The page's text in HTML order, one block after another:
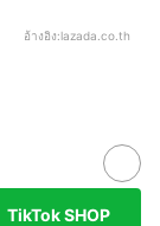
อ้างอิง:lazada.co.th
TikTok SHOP